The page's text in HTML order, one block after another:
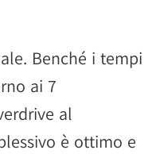
Benché i tempi
ai 7
al
è ottimo e